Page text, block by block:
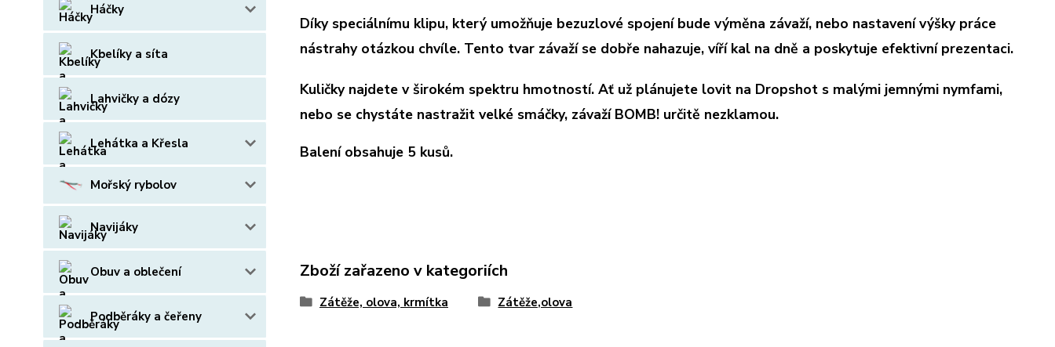
Háčky
Kbelíky a síta
Lahvičky a dózy
Lehátka a Křesla
Mořský rybolov
Navijáky
Obuv a oblečení
Podběráky a čeřeny
Díky speciálnímu klipu, který umožňuje bezuzlové spojení bude výměna závaží, nebo nastavení výšky práce
nástrahy otázkou chvíle. Tento tvar závaží se dobře nahazuje, víří kal na dně a poskytuje efektivní prezentaci.
Kuličky najdete v širokém spektru hmotností. Ať už plánujete lovit na Dropshot s malými jemnými nymfami,
nebo se chystáte nastražit velké smáčky, závaží BOMB! určitě nezklamou.
Balení obsahuje 5 kusů.
Zboží zařazeno v kategoriích
Zátěže, olova, krmítka Zátěže,olova